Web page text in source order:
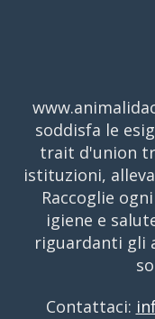
soddisfa le
trait d'union
istituzioni,
Raccoglie
igiene e
riguardanti gli
Contattaci: